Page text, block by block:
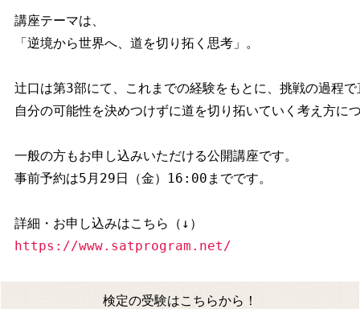
講座テーマは、
「逆境から世界へ、道を切り拓く思考」。
辻口は第3部にて、これまでの経験をもとに、挑戦の過程
自分の可能性を決めつけずに道を切り拓いていく考え方に
一般の方もお申し込みいただける公開講座です。
事前予約は5月29日（金）16:00までです。
https://www.satprogram.net/
検定の受験はこちらから！